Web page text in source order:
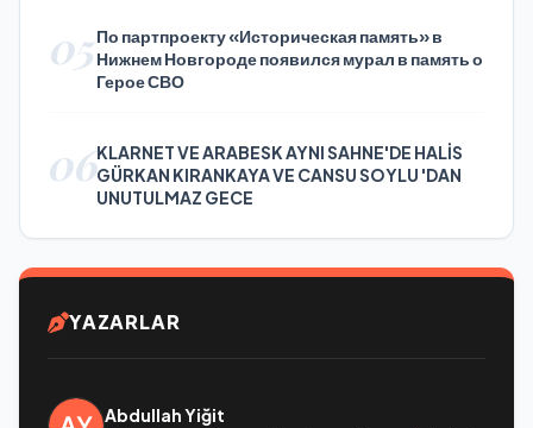
05По партпроекту «Историческая память» в
Нижнем Новгороде появился мурал в память о
Герое СВО
06KLARNET VE ARABESK AYNI SAHNE'DE HALİS
GÜRKAN KIRANKAYA VE CANSU SOYLU 'DAN
UNUTULMAZ GECE
YAZARLAR
Abdullah Yiğit